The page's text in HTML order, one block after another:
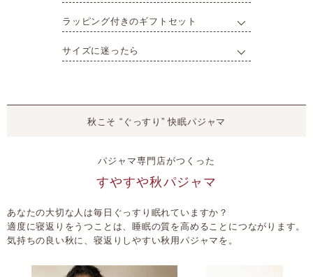
ラッピング付きのギフトセット
サイズに迷ったら
秋こそ “ぐっすり” 快眠パジャマ
パジャマ専門店がつくった
すやすや秋パジャマ
あなたの大切な人は毎日ぐっすり眠れていますか？
適度に寝返りをうつことは、睡眠の質を高めることにつながります。
気持ちの良い秋に、寝返りしやすい秋用パジャマを。